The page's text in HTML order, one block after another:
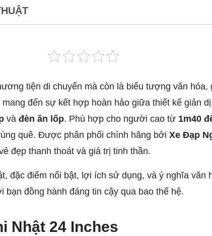
tiện di chuyển mà còn là biểu tượng văn
mang đến sự kết hợp hoàn hảo giữa thiết kế giản
và đèn ăn lốp. Phù hợp cho người cao từ 1m40
quê. Được phân phối chính hãng bởi Xe Đạp
đẹp thanh thoát và giá trị tinh thần.
đặc điểm nổi bật, lợi ích sử dụng, và ý nghĩa văn
đồng hành đáng tin cậy qua bao thế hệ.
Nhật 24 Inches